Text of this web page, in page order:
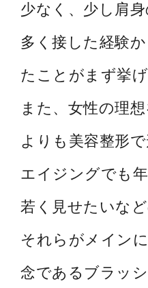
少なく、少し肩
多く接した経験
たことがまず挙げ
また、女性の理
よりも美容整形
エイジングでも
若く見せたいな
それらがメイン
念であるブラッ